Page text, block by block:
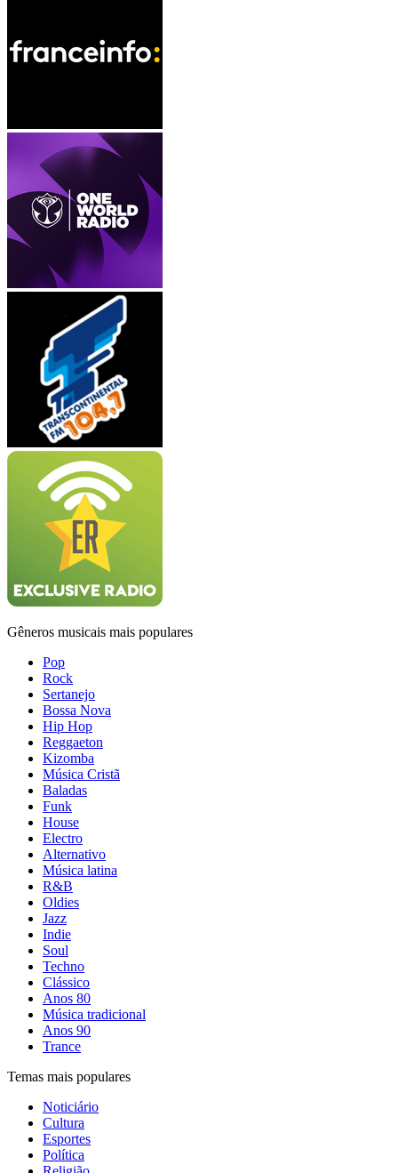
Gêneros musicais mais populares
Pop
Rock
Sertanejo
Bossa Nova
Hip Hop
Reggaeton
Kizomba
Música Cristã
Baladas
Funk
House
Electro
Alternativo
Música latina
R&B
Oldies
Jazz
Indie
Soul
Techno
Clássico
Anos 80
Música tradicional
Anos 90
Trance
Temas mais populares
Noticiário
Cultura
Esportes
Política